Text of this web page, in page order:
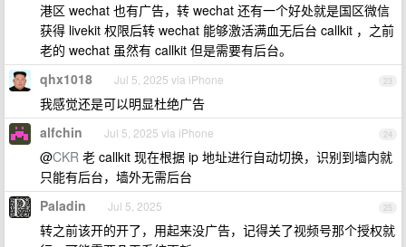
港区 wechat 也有广告，转 wechat 还有一个好处就是国区微信
获得 livekit 权限后转 wechat 能够激活满血无后台 callkit ，之前
老的 wechat 虽然有 callkit 但是需要有后台。
23
qhx1018 Jul 5, 2025 via iPhone
我感觉还是可以明显杜绝广告
24
alfchin Jul 5, 2025 via iPhone
@CKR 老 callkit 现在根据 ip 地址进行自动切换，识别到墙内就
只能有后台，墙外无需后台
25
Paladin Jul 5, 2025
转之前该开的开了，用起来没广告，记得关了视频号那个授权就